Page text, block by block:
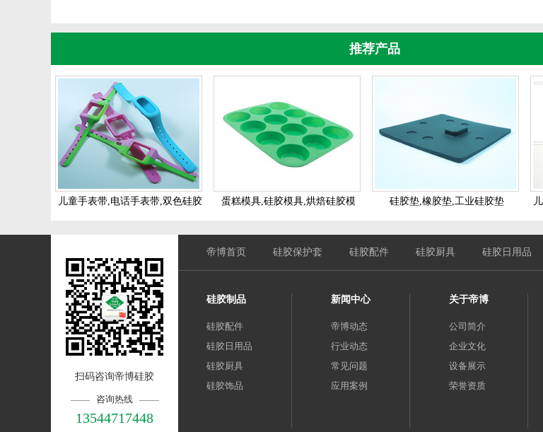
推荐产品
儿童手表带,电话手表带,双色硅胶
蛋糕模具,硅胶模具,烘焙硅胶模 硅胶垫,橡胶垫,工业硅胶垫
扫码咨询帝博硅胶
咨询热线
13544717448
帝博首页 硅胶保护套 硅胶配件 硅胶厨具 硅胶日用品
硅胶制品
硅胶配件
硅胶日用品
硅胶厨具
硅胶饰品
新闻中心
帝博动态
行业动态
常见问题
应用案例
关于帝博
公司简介
企业文化
设备展示
荣誉资质